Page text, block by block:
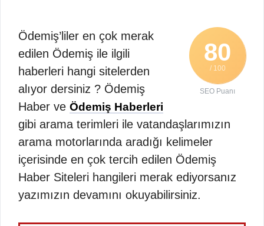
80
/ 100
SEO Puanı
Ödemiş’liler en çok merak
edilen Ödemiş ile ilgili
haberleri hangi sitelerden
alıyor dersiniz ? Ödemiş
Haber ve Ödemiş Haberleri
gibi arama terimleri ile vatandaşlarımızın
arama motorlarında aradığı kelimeler
içerisinde en çok tercih edilen Ödemiş
Haber Siteleri hangileri merak ediyorsanız
yazımızın devamını okuyabilirsiniz.